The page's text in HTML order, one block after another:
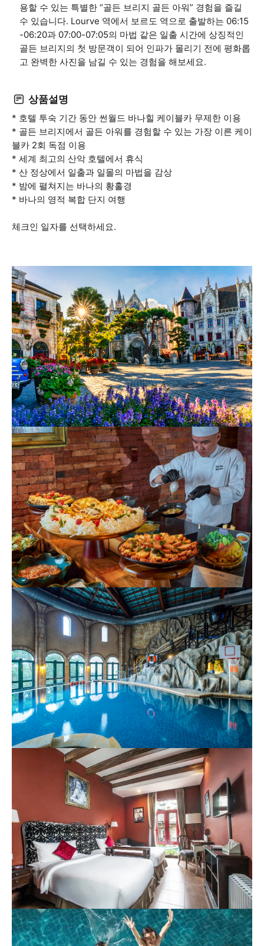
용할 수 있는 특별한 “골든 브리지 골든 아워” 경험을 즐길
수 있습니다. Lourve 역에서 보르도 역으로 출발하는 06:15
-06:20과 07:00-07:05의 마법 같은 일출 시간에 상징적인
골든 브리지의 첫 방문객이 되어 인파가 몰리기 전에 평화롭
고 완벽한 사진을 남길 수 있는 경험을 해보세요.
상품설명
* 호텔 투숙 기간 동안 썬월드 바나힐 케이블카 무제한 이용
* 골든 브리지에서 골든 아워를 경험할 수 있는 가장 이른 케이
블카 2회 독점 이용
* 세계 최고의 산악 호텔에서 휴식
* 산 정상에서 일출과 일몰의 마법을 감상
* 밤에 펼쳐지는 바나의 황홀경
* 바나의 영적 복합 단지 여행
체크인 일자를 선택하세요.